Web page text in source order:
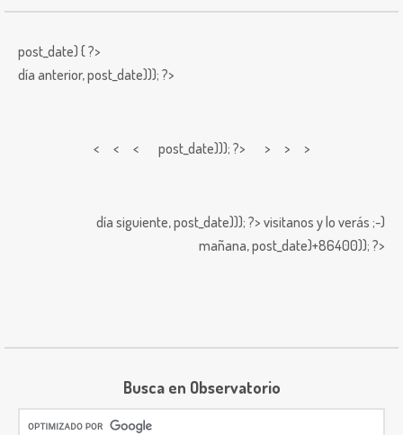
post_date) { ?>
día anterior,post_date))); ?>
< < < post_date))); ?> > > >
día siguiente,post_date))); ?> visitanos y lo verás ;-)
mañana,post_date)+86400)); ?>
Busca en Observatorio